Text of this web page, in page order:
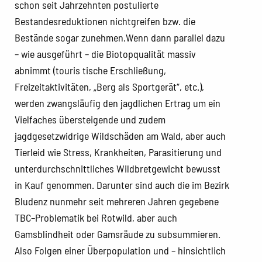
schon seit Jahrzehnten postulierte
Bestandesreduktionen nichtgreifen bzw. die
Bestände sogar zunehmen.Wenn dann parallel dazu
– wie ausgeführt – die Biotopqualität massiv
abnimmt (touris tische Erschließung,
Freizeitaktivitäten, „Berg als Sportgerät“, etc.),
werden zwangsläufig den jagdlichen Ertrag um ein
Vielfaches übersteigende und zudem
jagdgesetzwidrige Wildschäden am Wald, aber auch
Tierleid wie Stress, Krankheiten, Parasitierung und
unterdurchschnittliches Wildbretgewicht bewusst
in Kauf genommen. Darunter sind auch die im Bezirk
Bludenz nunmehr seit mehreren Jahren gegebene
TBC–Problematik bei Rotwild, aber auch
Gamsblindheit oder Gamsräude zu subsummieren.
Also Folgen einer Überpopulation und – hinsichtlich